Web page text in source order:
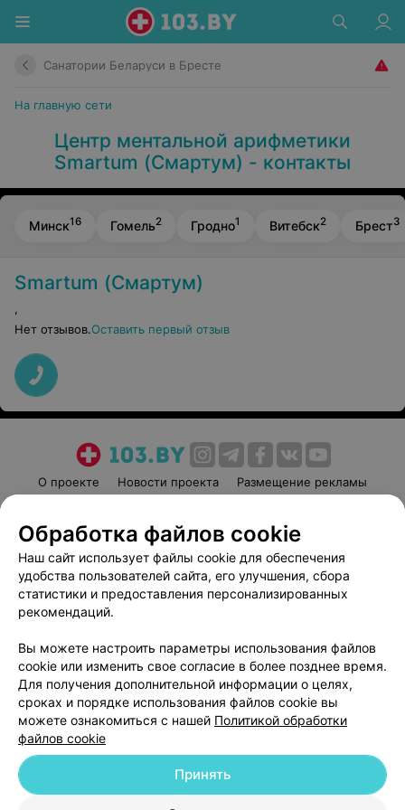
Санатории Беларуси в Бресте
На главную сети
Центр ментальной арифметики
Smartum (Смартум) - контакты
Минск16 Гомель2 Гродно1 Витебск2 Брест3
Smartum (Смартум)
Нет отзывов.Оставить первый отзыв
О проекте Новости проекта
Размещение рекламы
Пользовательское соглашение
Способы оплаты
Вакансии
Партнеры
Написать руководителю 103.by
Обработка персональных данных
© 2026 ООО «Артокс Лаб», УНП 191700409
| 220012, Республика Беларусь,
Обработка файлов cookie
Наш сайт использует файлы cookie для обеспечения
удобства пользователей сайта, его улучшения, сбора
статистики и предоставления персонализированных
рекомендаций.
Вы можете настроить параметры использования файлов
cookie или изменить свое согласие в более позднее время.
Для получения дополнительной информации о целях,
сроках и порядке использования файлов cookie вы
можете ознакомиться с нашей Политикой обработки
файлов cookie
Принять